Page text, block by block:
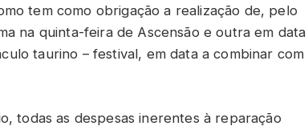
tem como obrigação a realização de, pelo
na quinta-feira de Ascensão e outra em data
taurino – festival, em data a combinar com
todas as despesas inerentes à reparação